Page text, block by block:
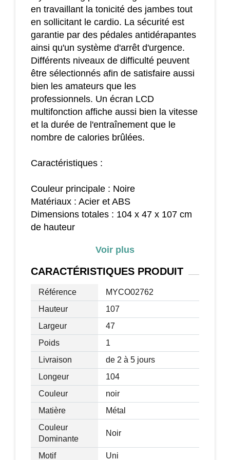
en travaillant la tonicité des jambes tout
en sollicitant le cardio. La sécurité est
garantie par des pédales antidérapantes
ainsi qu'un système d'arrêt d'urgence.
Différents niveaux de difficulté peuvent
être sélectionnés afin de satisfaire aussi
bien les amateurs que les
professionnels. Un écran LCD
multifonction affiche aussi bien la vitesse
et la durée de l'entraînement que le
nombre de calories brûlées.
Caractéristiques :
Couleur principale : Noire
Matériaux : Acier et ABS
Dimensions totales : 104 x 47 x 107 cm
de hauteur
Dimension selle : 24 x 21 cm
Hauteur selle réglable : 89-101 cm
Dimension pédales : 9 x 7,5 cm
Poids / force d'inertie : 8 kg
Charge maximale recommandée : 120
kg
2 piles LR03 nécéssaires pour l'écran
LCD
Voir plus
CARACTÉRISTIQUES PRODUIT
Référence
MYCO02762
Hauteur
107
Largeur
47
Poids
1
Livraison
de 2 à 5 jours
Longeur
104
Couleur
noir
Matière
Métal
Couleur
Dominante
Noir
Motif Uni